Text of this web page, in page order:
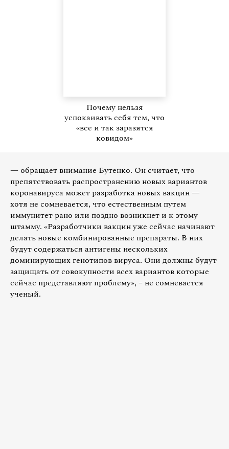
Почему нельзя
успокаивать себя тем, что
«все и так заразятся
ковидом»
— обращает внимание Бутенко. Он считает, что
препятствовать распространению новых вариантов
коронавируса может разработка новых вакцин —
хотя не сомневается, что естественным путем
иммунитет рано или поздно возникнет и к этому
штамму. «Разработчики вакцин уже сейчас начинают
делать новые комбинированные препараты. В них
будут содержаться антигены нескольких
доминирующих генотипов вируса. Они должны будут
защищать от совокупности всех вариантов которые
сейчас представляют проблему», – не сомневается
ученый.